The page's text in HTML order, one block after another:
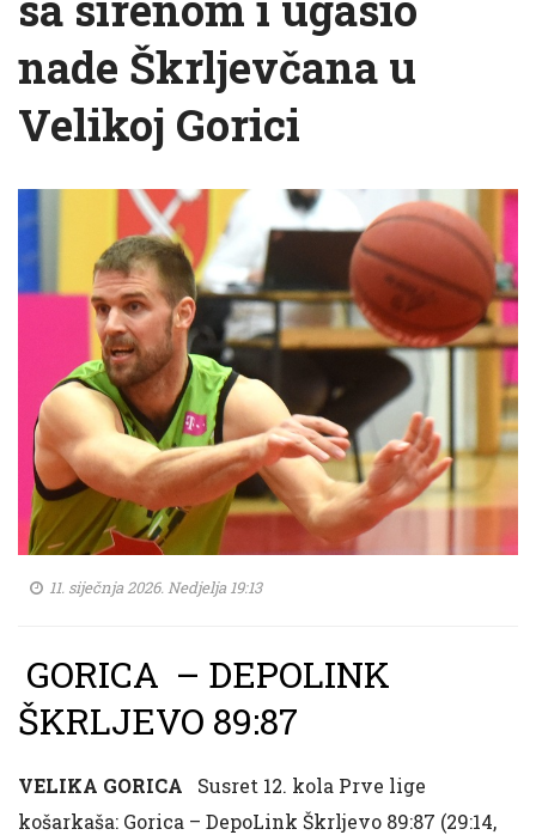
nade Škrljevčana u
Velikoj Gorici
11. siječnja 2026. Nedjelja 19:13
GORICA – DEPOLINK
ŠKRLJEVO 89:87
VELIKA GORICA
Susret 12. kola Prve lige
košarkaša: Gorica – DepoLink Škrljevo 89:87 (29:14,